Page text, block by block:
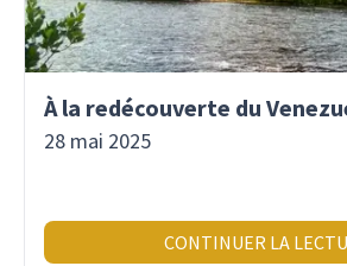
28 mai 2025
CONTINUER LA